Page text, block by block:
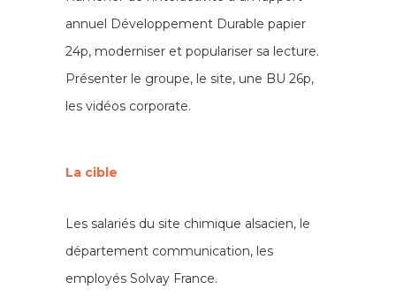
annuel Développement Durable papier
24p, moderniser et populariser sa lecture.
Présenter le groupe, le site, une BU 26p,
les vidéos corporate.
La cible
Les salariés du site chimique alsacien, le
département communication, les
employés Solvay France.